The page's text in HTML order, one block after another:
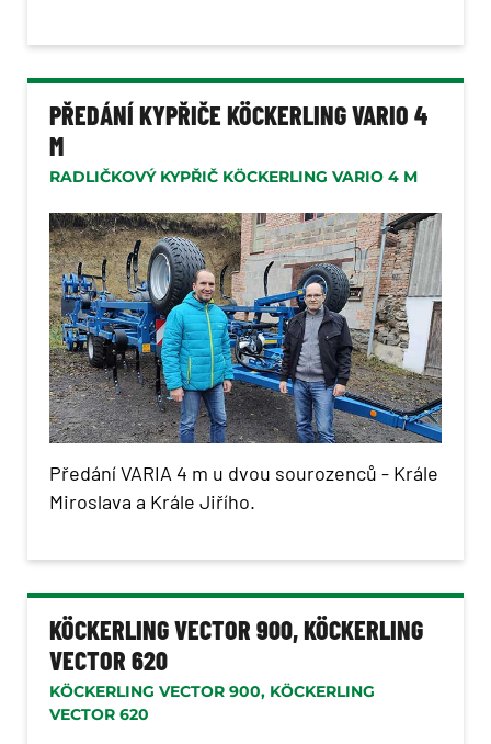
PŘEDÁNÍ KYPŘIČE KÖCKERLING VARIO 4
M
RADLIČKOVÝ KYPŘIČ KÖCKERLING VARIO 4 M
Předání VARIA 4 m u dvou sourozenců - Krále
Miroslava a Krále Jiřího.
KÖCKERLING VECTOR 900, KÖCKERLING
VECTOR 620
KÖCKERLING VECTOR 900, KÖCKERLING
VECTOR 620